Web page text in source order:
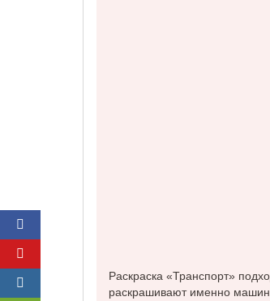
Раскраска «Транспорт»
раскрашивают именно